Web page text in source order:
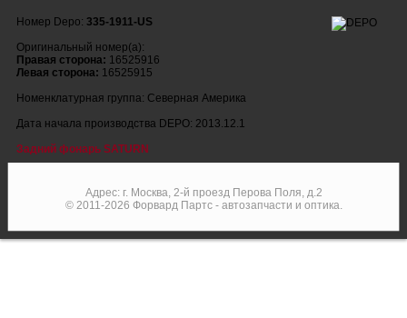
Номер Depo: 335-1911-US
Оригинальный номер(а):
Правая сторона: 16525916
Левая сторона: 16525915
Номенклатурная группа: Северная Америка
Дата начала производства DEPO: 2013.12.1
Задний фонарь SATURN
Адрес: г. Москва, 2-й проезд Перова Поля, д.2
© 2011-2026 Форвард Партс - автозапчасти и оптика.